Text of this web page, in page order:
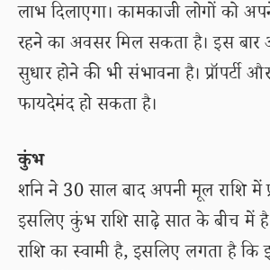
लाभ दिलाएगा। कामकाजी लोगों को
रहने का अवसर मिल सकता है। इस बार
सुधार होने की भी संभावना है। प्रॉपर्टी
फायदेमंद हो सकता है।
कुंभ
शनि ने 30 साल बाद अपनी मूल राशि में
इसलिए कुंभ राशि साढ़े सात के बीच में
राशि का स्वामी है, इसलिए लगता है कि